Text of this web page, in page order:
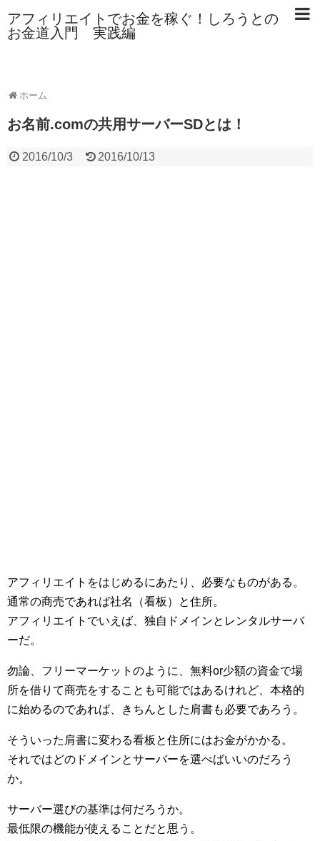
アフィリエイトでお金を稼ぐ！しろうとの
お金道入門 実践編
ホーム
お名前.comの共用サーバーSDとは！
2016/10/3 2016/10/13
アフィリエイトをはじめるにあたり、必要なものがある。
通常の商売であれば社名（看板）と住所。
アフィリエイトでいえば、独自ドメインとレンタルサーバ
ーだ。
勿論、フリーマーケットのように、無料or少額の資金で場
所を借りて商売をすることも可能ではあるけれど、本格的
に始めるのであれば、きちんとした肩書も必要であろう。
そういった肩書に変わる看板と住所にはお金がかかる。
それではどのドメインとサーバーを選べばいいのだろう
か。
サーバー選びの基準は何だろうか。
最低限の機能が使えることだと思う。